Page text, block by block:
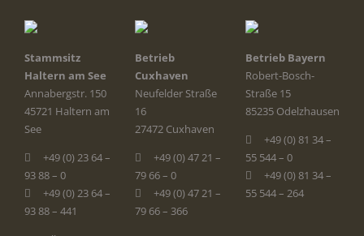
Stammsitz
Haltern am See
Annabergstr. 150
45721 Haltern am
See
+49 (0) 23 64 –
93 88 – 0
+49 (0) 23 64 –
93 88 – 441
Betrieb
Cuxhaven
Neufelder Straße
16
27472 Cuxhaven
+49 (0) 47 21 –
79 66 – 0
+49 (0) 47 21 –
79 66 – 366
Betrieb Bayern
Robert-Bosch-
Straße 15
85235 Odelzhausen
+49 (0) 81 34 –
55 544 – 0
+49 (0) 81 34 –
55 544 – 264